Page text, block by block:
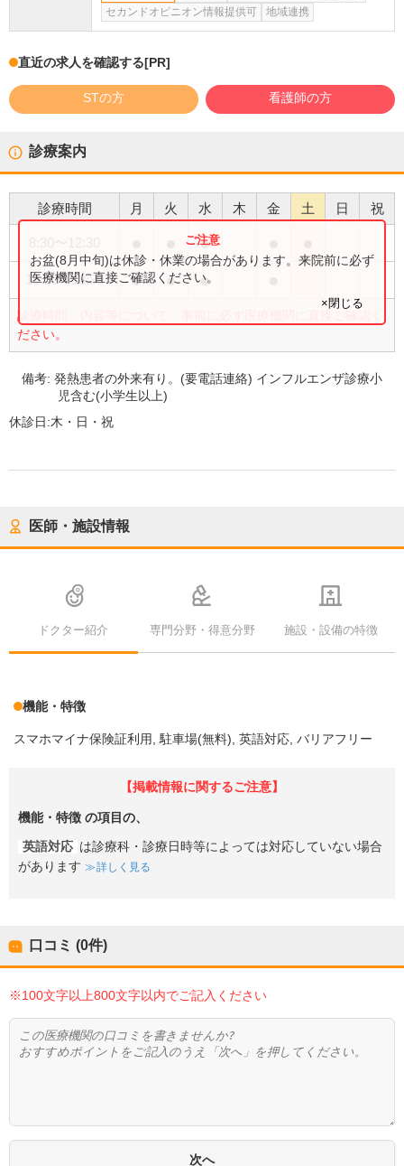
セカンドオピニオン情報提供可
地域連携
直近の求人を確認する[PR]
STの方 看護師の方
診療案内
診療時間 月 火 水 木 金 土 日 祝
●
15:00〜18:30 ● ● ●
診療時間・内容等について、事前に必ず医療機関に直接ご確認く
ださい。
お盆(8月中旬)は休診・休業の場合があります。来院前に必ず
医療機関に直接ご確認ください。
×閉じる
備考:発熱患者の外来有り。(要電話連絡) インフルエンザ診療小
児含む(小学生以上)
休診日:木・日・祝
医師・施設情報
ドクター紹介 専門分野・得意分野 施設・設備の特徴
機能・特徴
スマホマイナ保険証利用 駐車場(無料) 英語対応 バリアフリー
【掲載情報に関するご注意】
機能・特徴 の項目の、
英語対応 は診療科・診療日時等によっては対応していない場合
があります
詳しく見る
口コミ (0件)
※100文字以上800文字以内でご記入ください